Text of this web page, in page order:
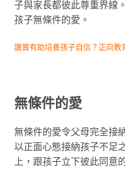
子與家長都彼此尊重界線
孩子無條件的愛。
讚賞有助培養孩子自信？正向
無條件的愛
無條件的愛令父母完全接
以正面心態接納孩子不足
上，跟孩子立下彼此同意